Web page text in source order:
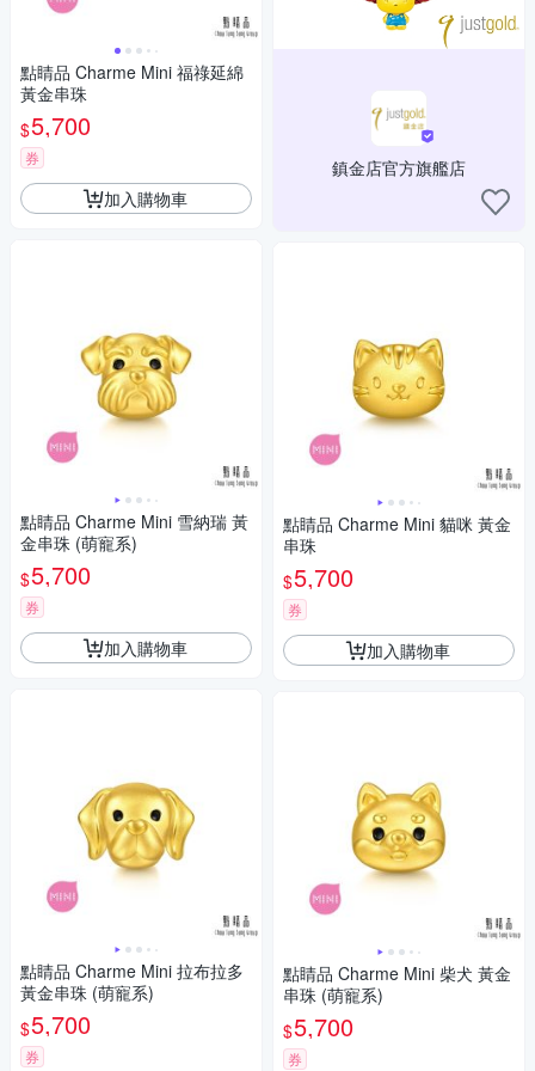
點睛品 Charme Mini 福祿延綿
黃金串珠
$5,700
券
加入購物車
點睛品 Charme Mini 雪納瑞 黃
金串珠 (萌寵系)
$5,700
券
加入購物車
點睛品 Charme Mini 拉布拉多
黃金串珠 (萌寵系)
$5,700
券
鎮金店官方旗艦店
點睛品 Charme Mini 貓咪 黃金
串珠
$5,700
券
加入購物車
點睛品 Charme Mini 柴犬 黃金
串珠 (萌寵系)
$5,700
券